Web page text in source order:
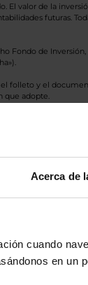
Acerca de
cuando
en un
El valor de la
futuras.
Fondo de
folleto y el
que adopte.
se calculan de Valor
están en la
le enviarán